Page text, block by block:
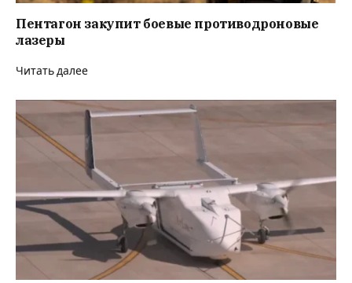
Пентагон закупит боевые противодроновые
лазеры
Читать далее